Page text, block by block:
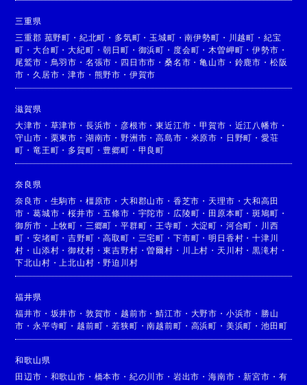
三重県
三重郡 菰野町 ・ 紀北町 ・ 多気町 ・ 玉城町 ・南伊勢町 ・ 川越町 ・ 紀宝
町 ・大台町 ・大紀町 ・朝日町 ・ 御浜町 ・ 度会町 ・ 木曽岬町 ・伊勢市 ・
尾鷲市 ・ 鳥羽市 ・ 名張市 ・ 四日市市 ・桑名市 ・亀山市 ・ 鈴鹿市 ・ 松阪
市 ・ 久居市 ・津市 ・ 熊野市 ・ 伊賀市
滋賀県
大津市 ・ 草津市 ・ 長浜市 ・ 彦根市 ・東近江市 ・甲賀市 ・ 近江八幡市 ・
守山市 ・ 栗東市 ・ 湖南市 ・野洲市 ・高島市 ・ 米原市 ・ 日野町 ・ 愛荘
町 ・竜王町 ・ 多賀町 ・ 豊郷町 ・ 甲良町
奈良県
奈良市 ・ 生駒市 ・ 橿原市 ・大和郡山市 ・ 香芝市 ・ 天理市 ・大和高田
市 ・葛城市 ・桜井市 ・五條市 ・ 宇陀市 ・ 広陵町 ・ 田原本町 ・斑鳩町 ・
御所市 ・ 上牧町 ・ 三郷町 ・平群町 ・ 王寺町 ・ 大淀町 ・ 河合町 ・ 川西
町 ・安堵町 ・吉野町 ・高取町 ・ 三宅町 ・ 下市町 ・明日香村 ・十津川
村 ・ 山添村 ・御杖村 ・東吉野村 ・曽爾村 ・ 川上村 ・ 天川村 ・黒滝村 ・
下北山村 ・ 上北山村 ・野迫川村
福井県
福井市 ・ 坂井市 ・ 敦賀市 ・ 越前市 ・鯖江市 ・ 大野市 ・ 小浜市 ・ 勝山
市 ・永平寺町 ・ 越前町 ・若狭町 ・南越前町 ・ 高浜町 ・ 美浜町 ・ 池田町
和歌山県
田辺市 ・ 和歌山市 ・ 橋本市 ・ 紀の川市 ・ 岩出市 ・海南市 ・新宮市 ・ 有